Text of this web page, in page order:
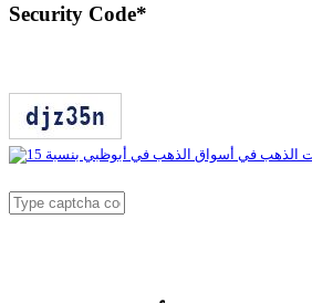
Security Code*